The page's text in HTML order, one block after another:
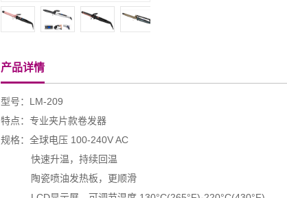
产品详情
型号：LM-209
特点：专业夹片款卷发器
规格：全球电压 100-240V AC
快速升温，持续回温
陶瓷喷油发热板，更顺滑